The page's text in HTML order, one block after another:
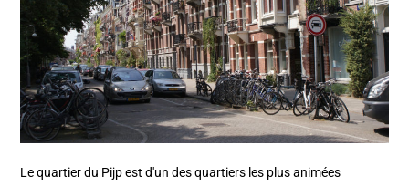
Le quartier du Pijp est d'un des quartiers les plus animées